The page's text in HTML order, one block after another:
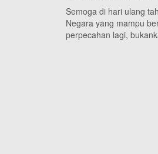
Semoga di hari ulang
Negara yang mampu
perpecahan lagi,